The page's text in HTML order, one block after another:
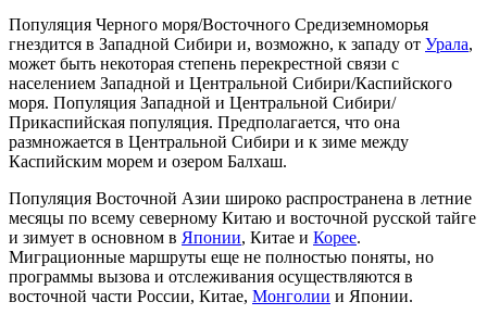
Популяция Черного моря/Восточного Средиземноморья
гнездится в Западной Сибири и, возможно, к западу от Урала,
может быть некоторая степень перекрестной связи с
населением Западной и Центральной Сибири/Каспийского
моря. Популяция Западной и Центральной Сибири/
Прикаспийская популяция. Предполагается, что она
размножается в Центральной Сибири и к зиме между
Каспийским морем и озером Балхаш.
Популяция Восточной Азии широко распространена в летние
месяцы по всему северному Китаю и восточной русской тайге
и зимует в основном в Японии, Китае и Корее.
Миграционные маршруты еще не полностью поняты, но
программы вызова и отслеживания осуществляются в
восточной части России, Китае, Монголии и Японии.